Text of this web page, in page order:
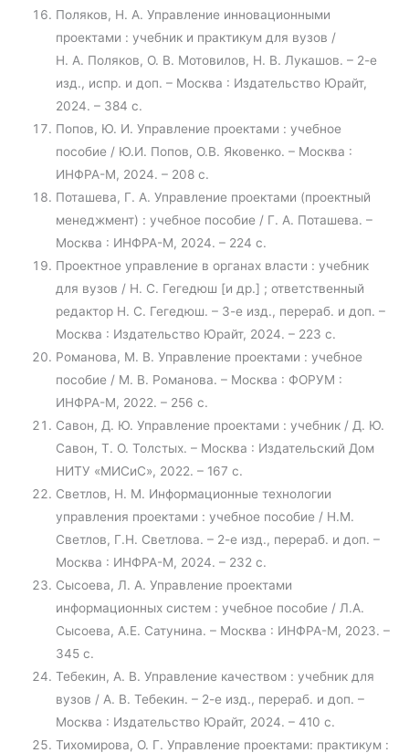
Поляков, Н. А. Управление инновационными
проектами : учебник и практикум для вузов /
Н. А. Поляков, О. В. Мотовилов, Н. В. Лукашов. – 2-е
изд., испр. и доп. – Москва : Издательство Юрайт,
2024. – 384 с.
Попов, Ю. И. Управление проектами : учебное
пособие / Ю.И. Попов, О.В. Яковенко. – Москва :
ИНФРА-М, 2024. – 208 с.
Поташева, Г. А. Управление проектами (проектный
менеджмент) : учебное пособие / Г. А. Поташева. –
Москва : ИНФРА-М, 2024. – 224 с.
Проектное управление в органах власти : учебник
для вузов / Н. С. Гегедюш [и др.] ; ответственный
редактор Н. С. Гегедюш. – 3-е изд., перераб. и доп. –
Москва : Издательство Юрайт, 2024. – 223 с.
Романова, М. В. Управление проектами : учебное
пособие / М. В. Романова. – Москва : ФОРУМ :
ИНФРА-М, 2022. – 256 с.
Савон, Д. Ю. Управление проектами : учебник / Д. Ю.
Савон, Т. О. Толстых. – Москва : Издательский Дом
НИТУ «МИСиС», 2022. – 167 с.
Светлов, Н. М. Информационные технологии
управления проектами : учебное пособие / Н.М.
Светлов, Г.Н. Светлова. – 2-е изд., перераб. и доп. –
Москва : ИНФРА-М, 2024. – 232 с.
Сысоева, Л. А. Управление проектами
информационных систем : учебное пособие / Л.А.
Сысоева, А.Е. Сатунина. – Москва : ИНФРА-М, 2023. –
345 с.
Тебекин, А. В. Управление качеством : учебник для
вузов / А. В. Тебекин. – 2-е изд., перераб. и доп. –
Москва : Издательство Юрайт, 2024. – 410 с.
Тихомирова, О. Г. Управление проектами: практикум :